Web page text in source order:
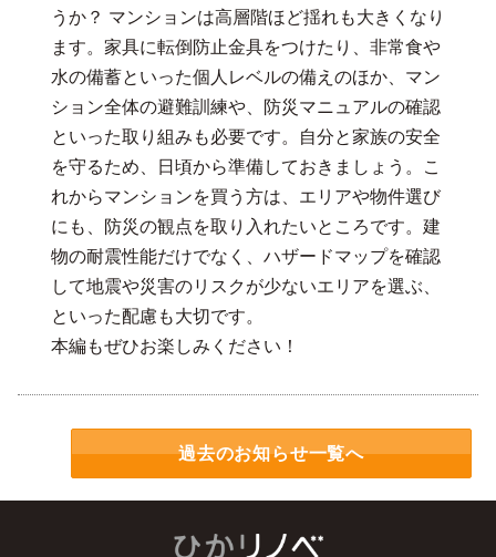
うか？ マンションは高層階ほど揺れも大きくなり
ます。家具に転倒防止金具をつけたり、非常食や
水の備蓄といった個人レベルの備えのほか、マン
ション全体の避難訓練や、防災マニュアルの確認
といった取り組みも必要です。自分と家族の安全
を守るため、日頃から準備しておきましょう。こ
れからマンションを買う方は、エリアや物件選び
にも、防災の観点を取り入れたいところです。建
物の耐震性能だけでなく、ハザードマップを確認
して地震や災害のリスクが少ないエリアを選ぶ、
といった配慮も大切です。
本編もぜひお楽しみください！
過去のお知らせ一覧へ